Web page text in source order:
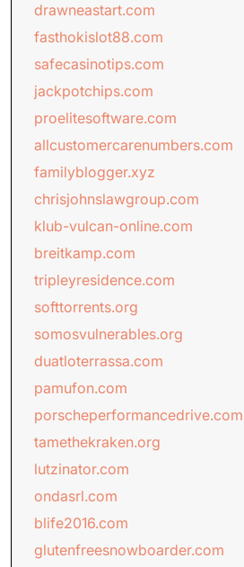
drawneastart.com
fasthokislot88.com
safecasinotips.com
jackpotchips.com
proelitesoftware.com
allcustomercarenumbers.com
familyblogger.xyz
chrisjohnslawgroup.com
klub-vulcan-online.com
breitkamp.com
tripleyresidence.com
softtorrents.org
somosvulnerables.org
duatloterrassa.com
pamufon.com
porscheperformancedrive.com
tamethekraken.org
lutzinator.com
ondasrl.com
blife2016.com
glutenfreesnowboarder.com